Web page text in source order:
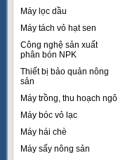
Máy lọc dầu
Máy tách vỏ hạt sen
Công nghệ sản xuất
phân bón NPK
Thiết bị bảo quản nông
sản
Máy trồng, thu hoạch ngô
Máy bóc vỏ lạc
Máy hái chè
Máy sấy nông sản